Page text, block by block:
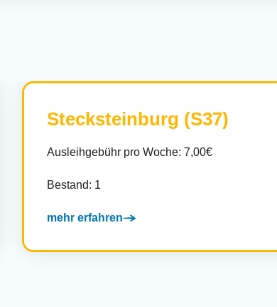
Stecksteinburg (S37)
Ausleihgebühr pro Woche: 7,00€
Bestand: 1
mehr erfahren